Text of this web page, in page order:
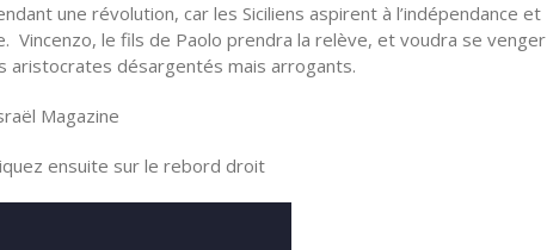
une révolution, car les Siciliens aspirent à l’indépendance et
le fils de Paolo prendra la relève, et voudra se venger
aristocrates désargentés mais arrogants.
Magazine
ensuite sur le rebord droit